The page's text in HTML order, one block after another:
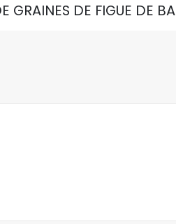
DE FIGUE DE